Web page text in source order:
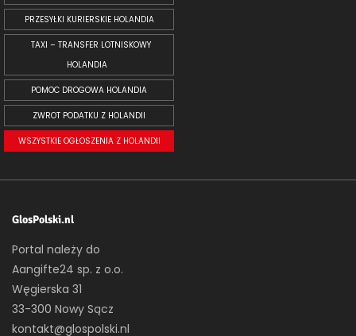
PRZESYŁKI KURIERSKIE HOLANDIA
TAXI – TRANSFER LOTNISKOWY
HOLANDIA
POMOC DROGOWA HOLANDIA
ZWROT PODATKU Z HOLANDII
WSZYSTKIE OGŁOSZENIA Z HOLANDII
GlosPolski.nl
Portal należy do
Aangifte24 sp. z o.o.
Węgierska 31
33-300 Nowy Sącz
kontakt@glospolski.nl